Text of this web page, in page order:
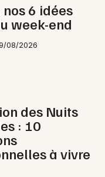
nos 6 idées
week-end
08/2026
des Nuits
: 10
à vivre